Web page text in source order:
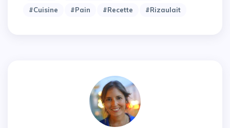
#cuisine
#pain #recette #rizaulait